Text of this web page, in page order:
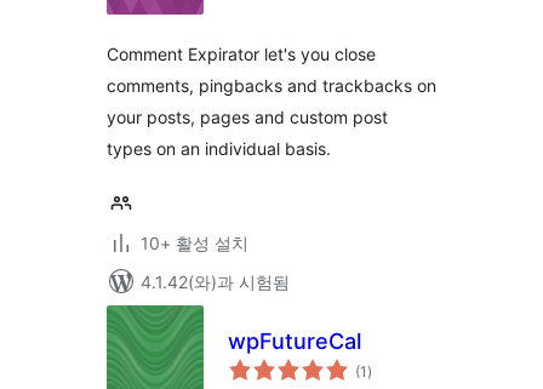
Comment Expirator let's you close
comments, pingbacks and trackbacks on
your posts, pages and custom post
types on an individual basis.
10+ 활성 설치
4.1.42(와)과 시험됨
wpFutureCal
(1 전
체)